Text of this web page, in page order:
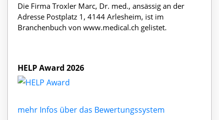
Die Firma Troxler Marc, Dr. med., ansässig an der
Adresse Postplatz 1, 4144 Arlesheim, ist im
Branchenbuch von www.medical.ch gelistet.
HELP Award 2026
mehr Infos über das Bewertungssystem